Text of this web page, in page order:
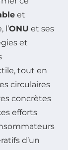
et
l’ONU et ses
et
tout en
circulaires
concrètes
efforts
d’un